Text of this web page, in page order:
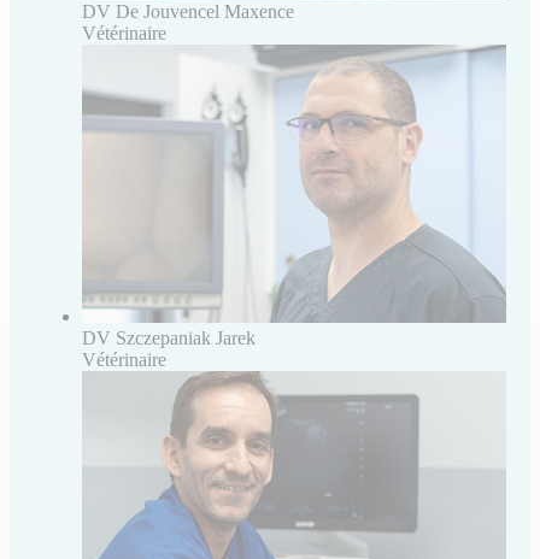
DV De Jouvencel Maxence
Vétérinaire
DV Szczepaniak Jarek
Vétérinaire